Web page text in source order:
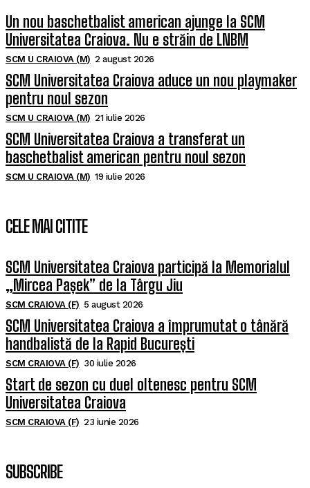
Un nou baschetbalist american ajunge la SCM
Universitatea Craiova. Nu e străin de LNBM
SCM U CRAIOVA (M) 2 august 2026
SCM Universitatea Craiova aduce un nou playmaker
pentru noul sezon
SCM U CRAIOVA (M) 21 iulie 2026
SCM Universitatea Craiova a transferat un
baschetbalist american pentru noul sezon
SCM U CRAIOVA (M) 19 iulie 2026
CELE MAI CITITE
SCM Universitatea Craiova participă la Memorialul
„Mircea Pașek” de la Târgu Jiu
SCM CRAIOVA (F) 5 august 2026
SCM Universitatea Craiova a împrumutat o tânără
handbalistă de la Rapid București
SCM CRAIOVA (F) 30 iulie 2026
Start de sezon cu duel oltenesc pentru SCM
Universitatea Craiova
SCM CRAIOVA (F) 23 iunie 2026
SUBSCRIBE